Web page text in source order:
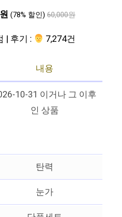
(78% 할인) 60,000원
| 후기 : ‍‍ 7,274건
내용
10-31 이거나 그 이후
인 상품
탄력
눈가